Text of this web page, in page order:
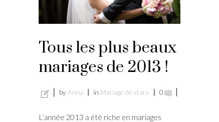
Tous les plus beaux
mariages de 2013 !
by Anna in Mariage de stars 0
L’année 2013 a été riche en mariages